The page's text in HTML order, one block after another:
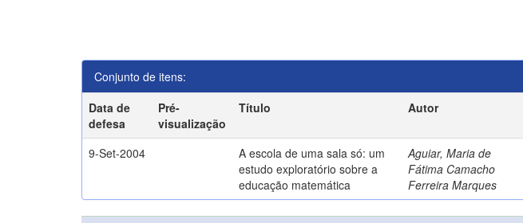
Conjunto de itens:
Data de
defesa
Pré-
visualização
Título Autor
9-Set-2004
A escola de uma sala só: um
estudo exploratório sobre a
educação matemática
Aguiar, Maria de
Fátima Camacho
Ferreira Marques